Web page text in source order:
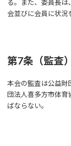
る。また、委員長は
会並びに会員に状況
第7条（監査）
本会の監査は公益財
団法人喜多方市体育
ばならない。